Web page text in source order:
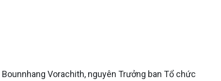
Vorachith, nguyên Trưởng ban Tổ chức